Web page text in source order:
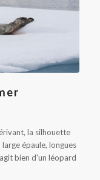
la silhouette
épaule, longues
bien d'un léopard